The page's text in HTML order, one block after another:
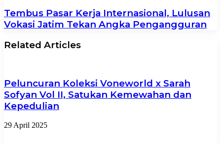
Tembus Pasar Kerja Internasional, Lulusan
Vokasi Jatim Tekan Angka Pengangguran
Related Articles
Peluncuran Koleksi Voneworld x Sarah
Sofyan Vol II, Satukan Kemewahan dan
Kepedulian
29 April 2025